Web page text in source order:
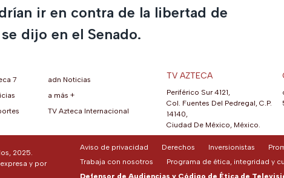
ir en contra de la libertad de
dijo en el Senado.
pestaña)
nueva pestaña)
en una nueva pestaña)
7
adn Noticias
a más +
TV Azteca Internacional
TV AZTECA
Periférico Sur 4121,
Col. Fuentes Del Pedregal, C.P.
14140,
Ciudad De México, México.
2025.
y por
Aviso de privacidad Derechos Inversionistas
Trabaja con nosotros
Programa de ética, integridad y
Defensor de Audiencias y Código de Ética de